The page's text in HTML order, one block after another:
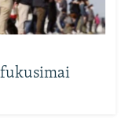
fukusimai